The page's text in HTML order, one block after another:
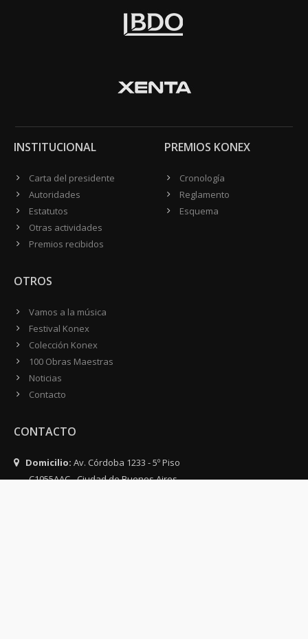
INSTITUCIONAL
Carta del presidente
Autoridades
Estatutos
Otras actividades
Premios recibidos
PREMIOS KONEX
Cronología
Reglamento
Esquema
OTROS
Vamos a la música
Festival Konex
Colección Konex
100 Obras Maestras
Noticias
Contacto
CONTACTO
Domicilio: Av. Córdoba 1233 - 5º Piso
C1055AAC - Ciudad de Buenos Aires